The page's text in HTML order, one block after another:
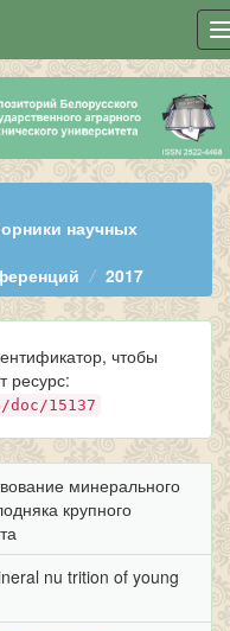
научных
2017
чтобы
ресурс:
15137
минерального
крупного
nu trition of young